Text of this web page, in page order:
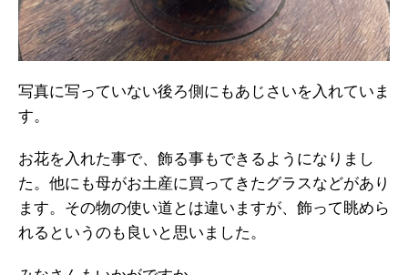
写真に写っていない後ろ側にもあじさいを入れていま
す。
お花を入れた事で、飾る事もできるようになりまし
た。他にも母がお土産に買ってきたグラスなどがあり
ます。その物の使い道とは違いますが、飾って眺めら
れるというのも良いと思いました。